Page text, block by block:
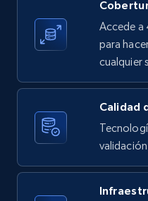
716+
by podcast url
URL, Title, Youtuber,
Video length, Likes,
8.1K+ 716+
Accede a
para
cualquier
Calidad